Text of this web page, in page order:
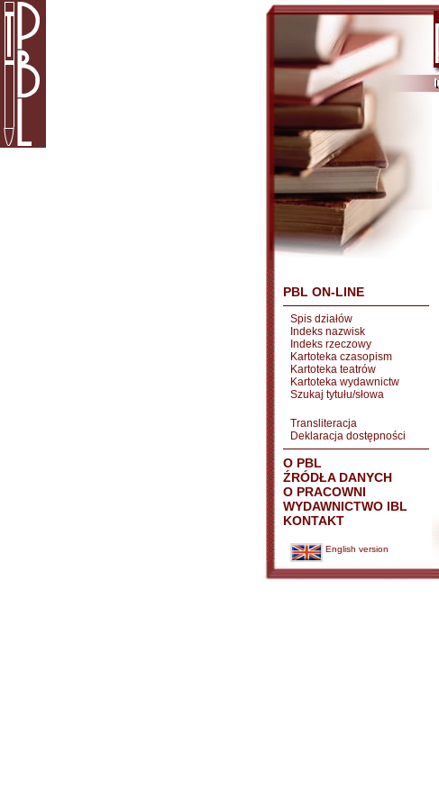
PBL ON-LINE
Spis działów
Indeks nazwisk
Indeks rzeczowy
Kartoteka czasopism
Kartoteka teatrów
Kartoteka wydawnictw
Szukaj tytułu/słowa
Transliteracja
Deklaracja dostępności
O PBL
ŹRÓDŁA DANYCH
O PRACOWNI
WYDAWNICTWO IBL
KONTAKT
English version